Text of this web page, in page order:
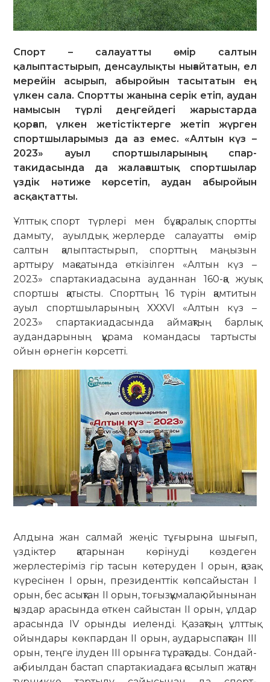
Спорт – салауатты өмір салтын
қалыптастырып, денсаулықты нығайтатын, ел
мерейін асырып, абыройын тасытатын ең
үлкен сала. Спортты жанына серік етіп, аудан
намысын түрлі деңгейдегі жарыстарда
қорғап, үлкен жетістіктерге жетіп жүрген
спортшыларымыз да аз емес. «Алтын күз –
2023» ауыл спортшыларының спар­
такидасында да жалағаштық спортшылар
үздік нәтиже көрсетіп, аудан абыройын
асқақтатты.
Ұлттық спорт түрлері мен бұқаралық спортты
дамыту, ауылдық жерлерде салауатты өмір
салтын қалыптастырып, спорттың маңызын
арттыру мақсатында өткізілген «Алтын күз –
2023» спар­такиадасына ауданнан 160-қа жуық
спортшы қатысты. Спорттың 16 түрін қамтитын
ауыл спортшыларының ХХХVІ «Алтын күз –
2023» спартакиадасында ай­мақтың барлық
аудандарының құра­ма командасы тартысты
ойын өр­негін көрсетті.
Алдына жан салмай жеңіс тұғы­рына шығып,
үздіктер қатарынан көрі­нуді көздеген
жерлестеріміз гір тасын көте­руден І орын, қазақ
күресінен І орын, президенттік көпсайыстан І
орын, бес асықтан ІІ орын, тоғызқұмалақ ойы­ны­нан
қыздар арасында өткен сайыс­тан ІІ орын, ұлдар
арасында ІV орынды ие­ленді. Қазақтың ұлттық
ойын­дары көкпардан ІІ орын, ауда­рыс­пақ­тан ІІІ
орын, теңге ілуден ІІІ орынға тұрақтады. Сондай-
ақ биылдан бастап спартакиадаға қосылып жатқан